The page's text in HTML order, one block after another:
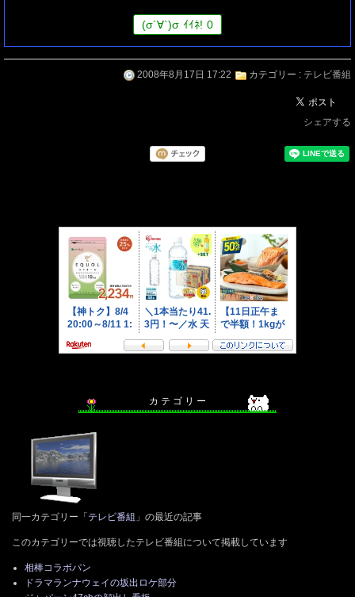
(σ´∀`)σ ｲｲﾈ! 0
2008年8月17日 17:22 カテゴリー : テレビ番組
シェアする
カ テ ゴ リ ー
同一カテゴリー「テレビ番組 」の最近の記事
このカテゴリーでは視聴したテレビ番組について掲載しています
相棒コラボパン
ドラマランナウェイの坂出ロケ部分